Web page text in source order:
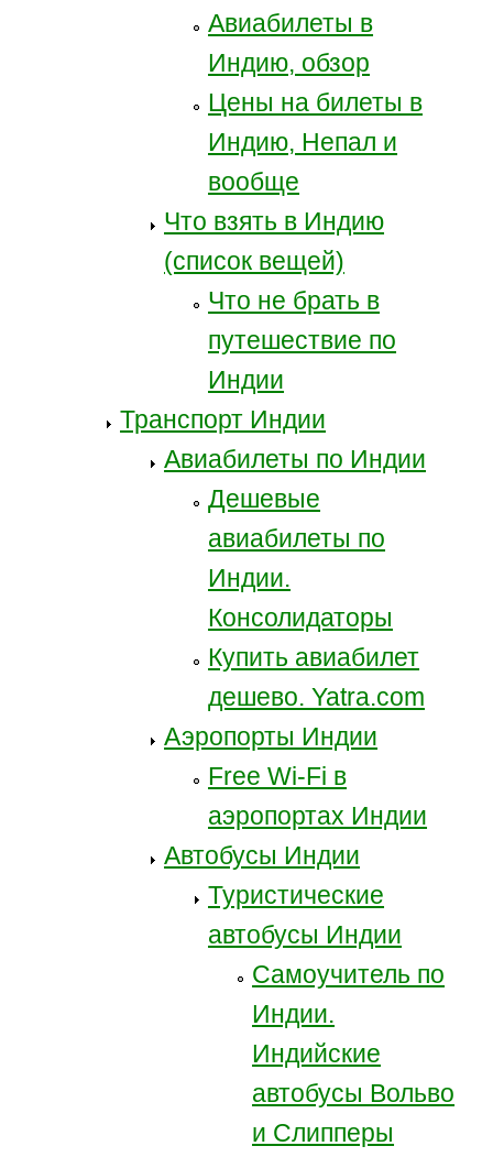
Авиабилеты в
Индию, обзор
Цены на билеты в
Индию, Непал и
вообще
Что взять в Индию
(список вещей)
Что не брать в
путешествие по
Индии
Транспорт Индии
Авиабилеты по Индии
Дешевые
авиабилеты по
Индии.
Консолидаторы
Купить авиабилет
дешево. Yatra.com
Аэропорты Индии
Free Wi-Fi в
аэропортах Индии
Автобусы Индии
Туристические
автобусы Индии
Самоучитель по
Индии.
Индийские
автобусы Вольво
и Слипперы